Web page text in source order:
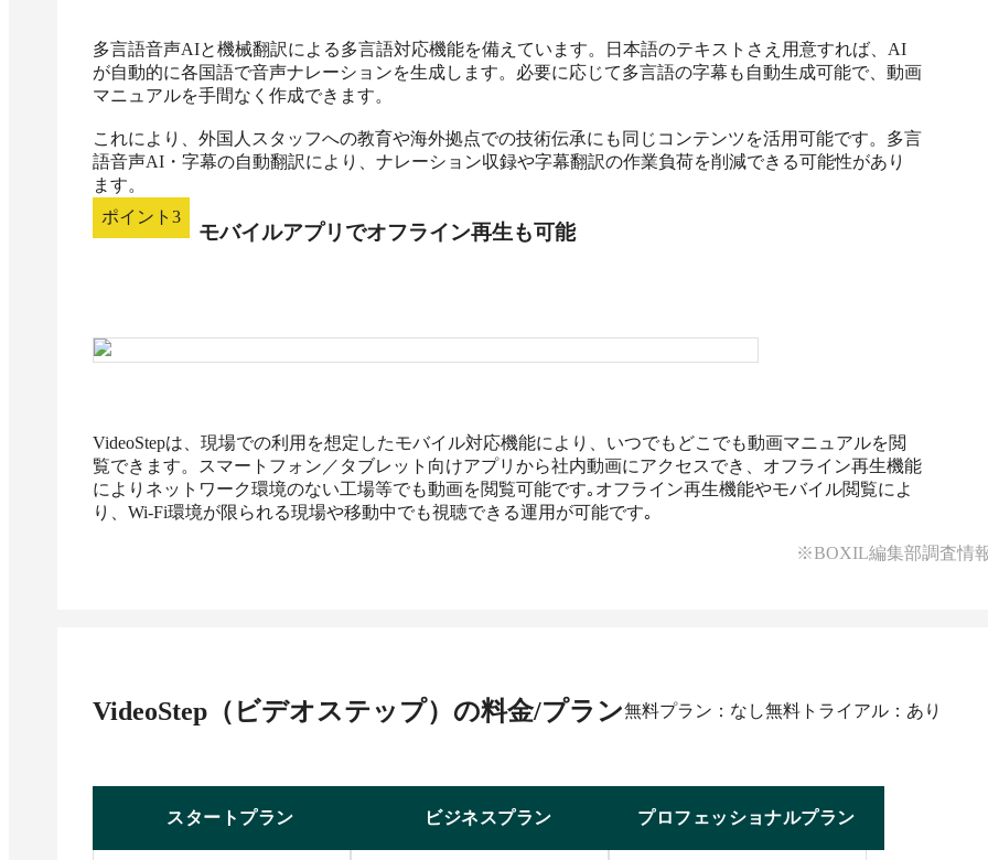
多言語音声AIと機械翻訳による多言語対応機能を備えています。日本語のテキストさえ用意すれば、AI
が自動的に各国語で音声ナレーションを生成します。必要に応じて多言語の字幕も自動生成可能で、動画
マニュアルを手間なく作成できます。
これにより、外国人スタッフへの教育や海外拠点での技術伝承にも同じコンテンツを活用可能です。多言
語音声AI・字幕の自動翻訳により、ナレーション収録や字幕翻訳の作業負荷を削減できる可能性があり
ます。
ポイント 3
モバイルアプリでオフライン再生も可能
VideoStepは、現場での利用を想定したモバイル対応機能により、いつでもどこでも動画マニュアルを閲
覧できます。スマートフォン／タブレット向けアプリから社内動画にアクセスでき、オフライン再生機能
によりネットワーク環境のない工場等でも動画を閲覧可能です｡オフライン再生機能やモバイル閲覧によ
※BOXIL編集部調査情
VideoStep（ビデオステップ） の料金/プラン無料プラン：なし無料トライアル：あり
スタートプラン ビジネスプラン プロフェッショナルプラン